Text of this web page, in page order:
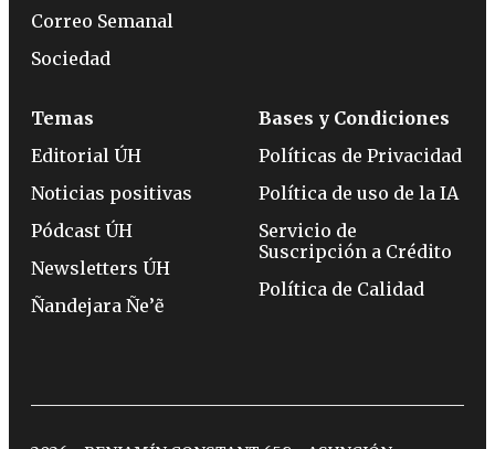
Correo Semanal
Sociedad
Temas
Editorial ÚH
Noticias positivas
Pódcast ÚH
Newsletters ÚH
Ñandejara Ñe’ẽ
Bases y Condiciones
Políticas de Privacidad
Política de uso de la IA
Servicio de
Suscripción a Crédito
Política de Calidad